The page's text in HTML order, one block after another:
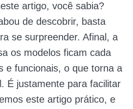
artigo, você sabia?
de descobrir, basta
se surpreender. Afinal, a
os modelos ficam cada
e funcionais, o que torna a
É justamente para facilitar
este artigo prático, e